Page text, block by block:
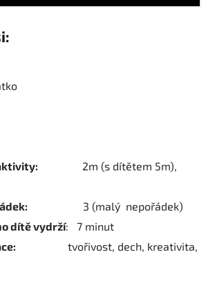
2m (s dítětem 5m),
3 (malý nepořádek)
dítě vydrží: 7 minut
tvořivost, dech, kreativita,